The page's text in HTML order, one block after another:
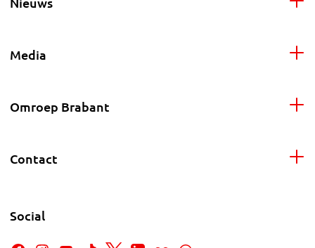
Media
Omroep Brabant
Contact
Social